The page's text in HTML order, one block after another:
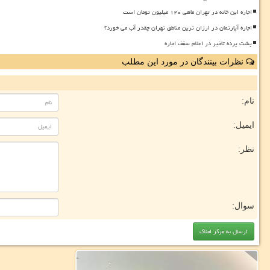
اجاره این خانه در تهران ماهی ۱۲۰ میلیون تومان است
اجاره آپارتمان در ارزان ترین مناطق تهران چقدر آب می خورد؟
پشت پرده تاخیر در اعلام سقف اجاره
نظرات بینندگان در مورد این مطلب
نام:
ایمیل:
نظر:
سوال: